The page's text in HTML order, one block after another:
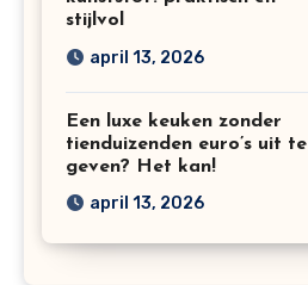
stijlvol
april 13, 2026
Een luxe keuken zonder
tienduizenden euro’s uit te
geven? Het kan!
april 13, 2026